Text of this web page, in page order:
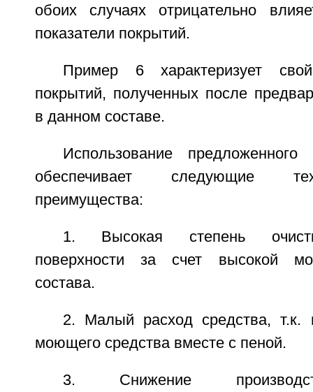
обоих случаях отрицательно
показатели покрытий.
Пример 6 характеризует
покрытий, полученных после
в данном составе.
Использование
обеспечивает следующие
преимущества:
1. Высокая степень
поверхности за счет высокой
состава.
2. Малый расход средства, т.к.
моющего средства вместе с пеной.
3. Снижение